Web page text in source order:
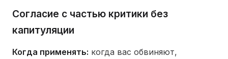
Согласие с частью критики без
капитуляции
Когда применять: когда вас обвиняют,